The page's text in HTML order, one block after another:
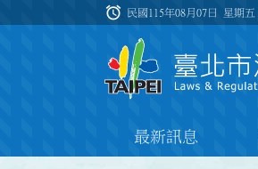
:::
alarm 民國115年08月07日 星期五
最新訊息